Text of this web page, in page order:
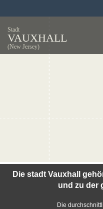
Stadt
VAUXHALL
(New Jersey)
Die stadt Vauxhall
und zu der
Die